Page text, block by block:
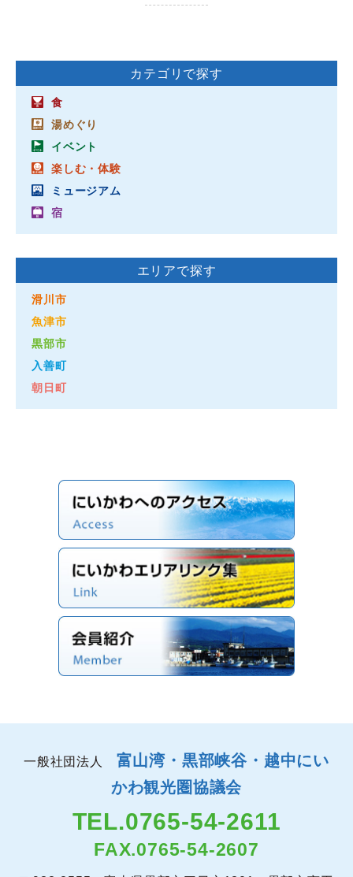
カテゴリで探す
食
湯めぐり
イベント
楽しむ・体験
ミュージアム
宿
エリアで探す
滑川市
魚津市
黒部市
入善町
朝日町
一般社団法人 富山湾・黒部峡谷・越中にい
かわ観光圏協議会
TEL.0765-54-2611
FAX.0765-54-2607